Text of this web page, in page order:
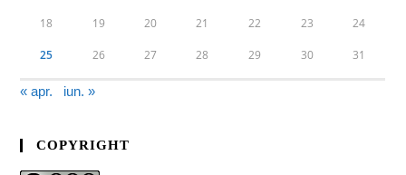
18 19 20 21 22 23 24
25 26 27 28 29 30 31
« apr. iun. »
COPYRIGHT